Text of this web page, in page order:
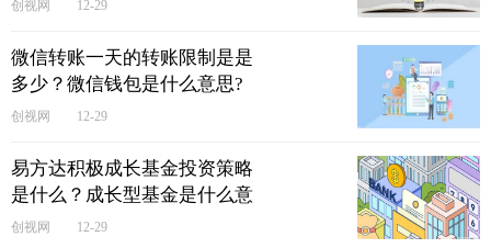
创视网 12-29
微信转账一天的转账限制是是
多少？微信钱包是什么意思?
创视网 12-29
易方达积极成长基金投资策略
是什么？成长型基金是什么意
思？
创视网 12-29